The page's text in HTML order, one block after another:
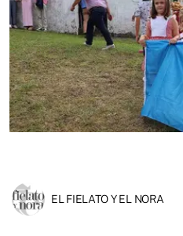
EL FIELATO Y EL NORA